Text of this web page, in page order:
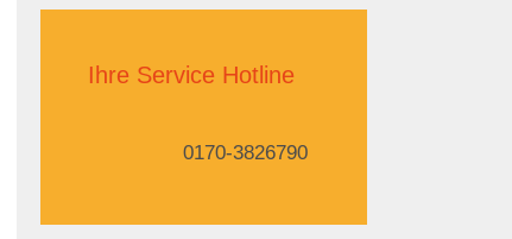
Ihre Service Hotline
0170-3826790